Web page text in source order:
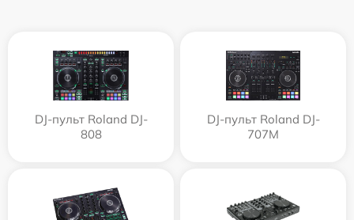
DJ-пульт Roland DJ-
808
DJ-пульт Roland DJ-
707M